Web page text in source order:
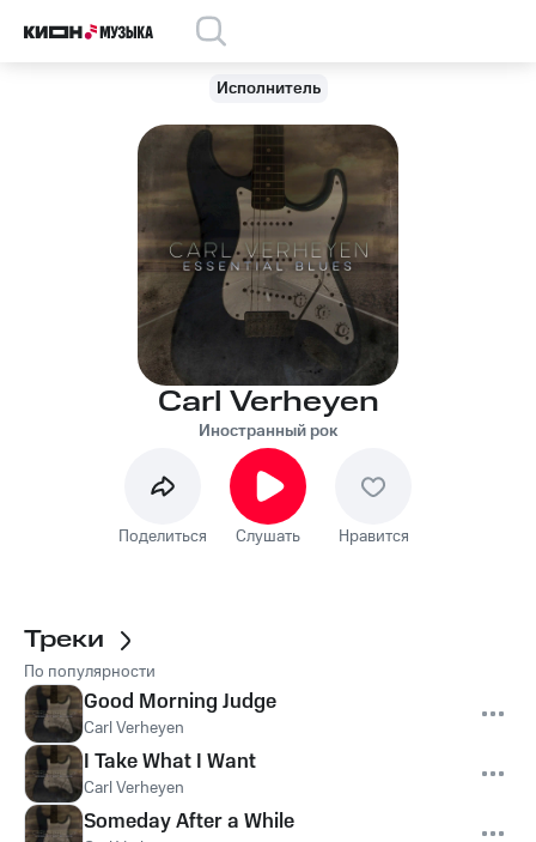
Исполнитель
Carl Verheyen
Иностранный рок
Поделиться Слушать Нравится
Треки
По популярности
Good Morning Judge
Carl Verheyen
I Take What I Want
Carl Verheyen
Someday After a While